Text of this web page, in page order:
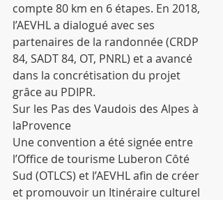
compte 80 km en 6 étapes. En 2018,
l’AEVHL a dialogué avec ses
partenaires de la randonnée (CRDP
84, SADT 84, OT, PNRL) et a avancé
dans la concrétisation du projet
grâce au PDIPR.
Sur les Pas des Vaudois des Alpes à
laProvence
Une convention a été signée entre
l’Office de tourisme Luberon Côté
Sud (OTLCS) et l’AEVHL afin de créer
et promouvoir un Itinéraire culturel